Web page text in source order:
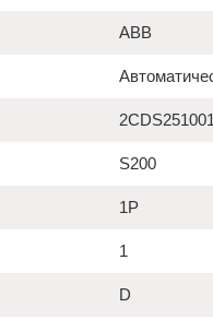
ABB
S200
1P
1
D